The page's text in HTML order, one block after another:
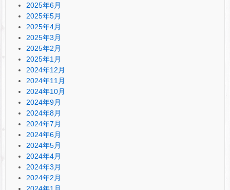
2025年6月
2025年5月
2025年4月
2025年3月
2025年2月
2025年1月
2024年12月
2024年11月
2024年10月
2024年9月
2024年8月
2024年7月
2024年6月
2024年5月
2024年4月
2024年3月
2024年2月
2024年1月